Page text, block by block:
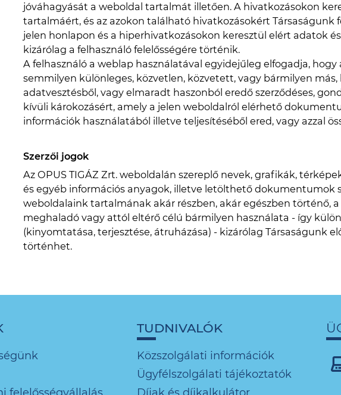
jóváhagyását a weboldal tartalmát illetően. A hivatkozásokon
tartalmáért, és az azokon található hivatkozásokért Társaságunk
jelen honlapon és a hiperhivatkozásokon keresztül elért adatok
kizárólag a felhasználó felelősségére történik.
A felhasználó a weblap használatával egyidejűleg elfogadja, hogy
semmilyen különleges, közvetlen, közvetett, vagy bármilyen más,
adatvesztésből, vagy elmaradt haszonból eredő szerződéses,
kívüli károkozásért, amely a jelen weboldalról elérhető
információk használatából illetve teljesítéséből ered, vagy azzal
Szerzői jogok
Az OPUS TIGÁZ Zrt. weboldalán szereplő nevek, grafikák,
és egyéb információs anyagok, illetve letölthető dokumentumok
weboldalaink tartalmának akár részben, akár egészben történő,
meghaladó vagy attól eltérő célú bármilyen használata - így
(kinyomtatása, terjesztése, átruházása) - kizárólag Társaságunk
történhet.
TUDNIVALÓK
Közszolgálati információk
Ügyfélszolgálati tájékoztatók